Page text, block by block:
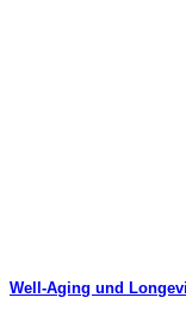
Well-Aging und